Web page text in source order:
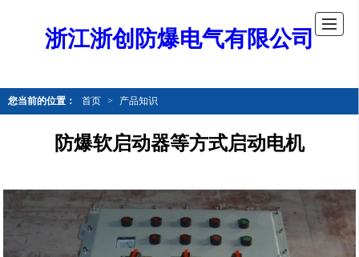
浙江浙创防爆电气有限公司
您当前的位置： 首页 > 产品知识
防爆软启动器等方式启动电机